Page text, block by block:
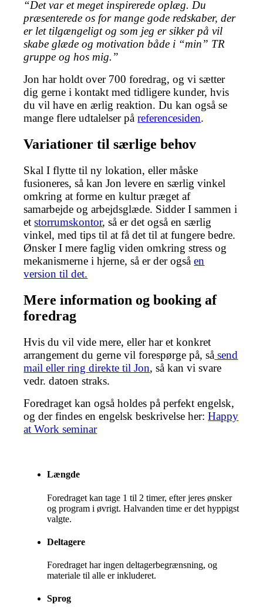
“Det var et meget inspirerede oplæg. Du
præsenterede os for mange gode redskaber, der
er let tilgængeligt og som jeg er sikker på vil
skabe glæde og motivation både i “min” TR
gruppe og hos mig.”
Jon har holdt over 700 foredrag, og vi sætter
dig gerne i kontakt med tidligere kunder, hvis
du vil have en ærlig reaktion. Du kan også se
mange flere udtalelser påreferencesiden.
Variationer til særlige behov
Skal I flytte til ny lokation, eller måske
fusioneres, så kan Jon levere en særlig vinkel
omkring at forme en kultur præget af
samarbejde og arbejdsglæde. Sidder I sammen i
etstorrumskontor, så er det også en særlig
vinkel, med tips til at få det til at fungere bedre.
Ønsker I mere faglig viden omkring stress og
mekanismerne i hjerne, så er der ogsåen
version til det.
Mere information og booking af
foredrag
Hvis du vil vide mere, eller har et konkret
arrangement du gerne vil forespørge på, så send
mail eller ring direkte til Jon, så kan vi svare
vedr. datoen straks.
Foredraget kan også holdes på perfekt engelsk,
og der findes en engelsk beskrivelse her:Happy
at Work seminar
Længde
Foredraget kan tage 1 til 2 timer, efter jeres ønsker
og program i øvrigt. Halvanden time er det hyppigst
valgte.
Deltagere
Foredraget har ingen deltagerbegrænsning, og
materiale til alle er inkluderet.
Sprog